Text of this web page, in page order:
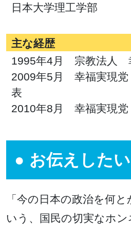
日本大学理工学部
主な経歴
1995年4月 宗教法人
2009年5月 幸福実現
表
2010年8月 幸福実現
お伝えした
「今の日本の政治を何
いう、国民の切実なホン